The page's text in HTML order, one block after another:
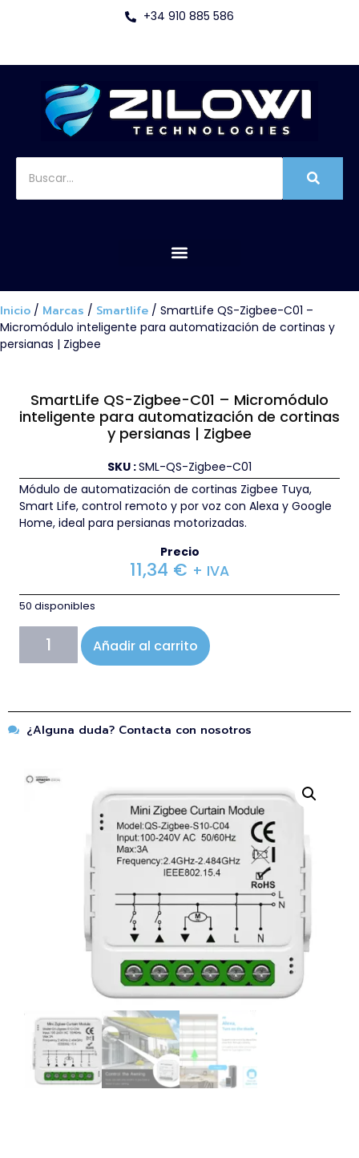
+34 910 885 586
Inicio / Marcas / Smartlife / SmartLife QS-Zigbee-C01 –
Micromódulo inteligente para automatización de cortinas y
persianas | Zigbee
SmartLife QS-Zigbee-C01 – Micromódulo
inteligente para automatización de cortinas
y persianas | Zigbee
SKU :SML-QS-Zigbee-C01
Módulo de automatización de cortinas Zigbee Tuya,
Smart Life, control remoto y por voz con Alexa y Google
Home, ideal para persianas motorizadas.
Precio
11,34 € + IVA
50 disponibles
Añadir al carrito
¿Alguna duda? Contacta con nosotros